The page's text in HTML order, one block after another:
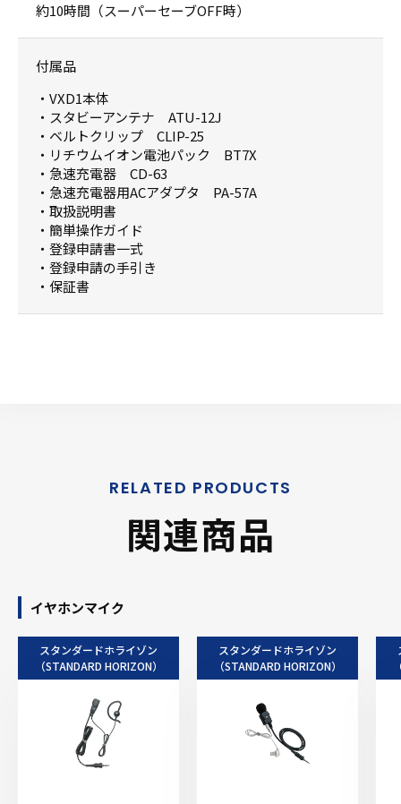
約10時間（スーパーセーブOFF時）
付属品
・VXD1本体
・スタビーアンテナ ATU-12J
・ベルトクリップ CLIP-25
・リチウムイオン電池パック BT7X
・急速充電器 CD-63
・急速充電器用ACアダプタ PA-57A
・取扱説明書
・簡単操作ガイド
・登録申請書一式
・登録申請の手引き
・保証書
関連商品
イヤホンマイク
スタンダードホライゾン
（STANDARD HORIZON）
スタンダードホライゾン
（STANDARD HORIZON）